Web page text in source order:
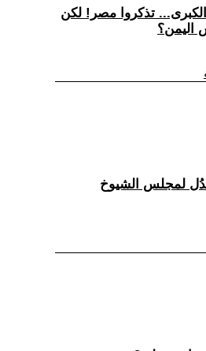
تذكروا مصر! لكن
لمجلس الشيوخ